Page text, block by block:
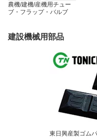
農機/建機/産機用チュー
ブ・フラップ・バルブ
建設機械用部品
東日興産製ゴム